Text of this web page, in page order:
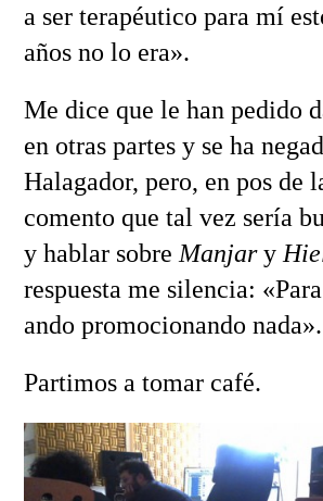
a ser terapéutico para mí
años no lo era».
Me dice que le han pedido
en otras partes y se ha
Halagador, pero, en pos de
comento que tal vez sería
y hablar sobre Manjary
respuesta me silencia:
ando promocionando nada».
Partimos a tomar café.